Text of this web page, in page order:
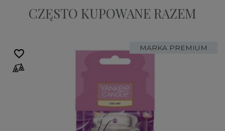
CZĘSTO KUPOWANE RAZEM
MARKA PREMIUM
favorite_border